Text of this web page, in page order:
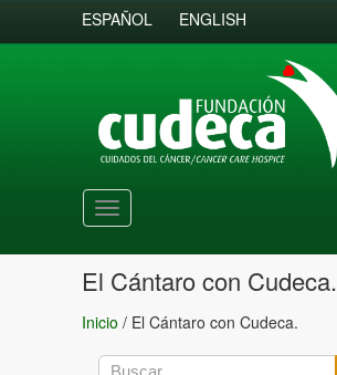
ESPAÑOL ENGLISH
Toggle
navigation
El Cántaro con Cudeca.
Inicio / El Cántaro con Cudeca.